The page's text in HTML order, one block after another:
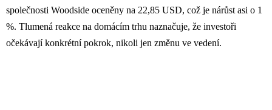
společnosti Woodside oceněny na 22,85 USD, což je nárůst asi o 1
%. Tlumená reakce na domácím trhu naznačuje, že investoři
očekávají konkrétní pokrok, nikoli jen změnu ve vedení.